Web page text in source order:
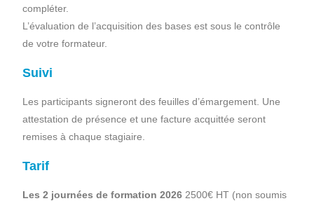
compléter.
L’évaluation de l’acquisition des bases est sous le contrôle
de votre formateur.
Suivi
Les participants signeront des feuilles d’émargement. Une
attestation de présence et une facture acquittée seront
remises à chaque stagiaire.
Tarif
Les 2 journées de formation 2026 2500€ HT (non soumis